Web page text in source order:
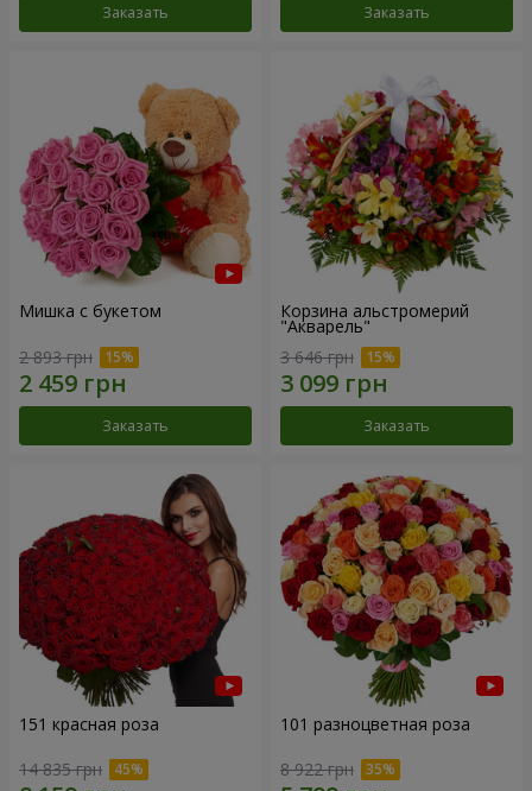
Заказать Заказать
Мишка с букетом
2 893 грн
Заказать
Корзина альстромерий
"Акварель"
3 646 грн
Заказать
151 красная роза
14 835 грн
101 разноцветная роза
8 922 грн